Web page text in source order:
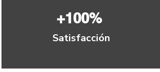
+100%
Satisfacción